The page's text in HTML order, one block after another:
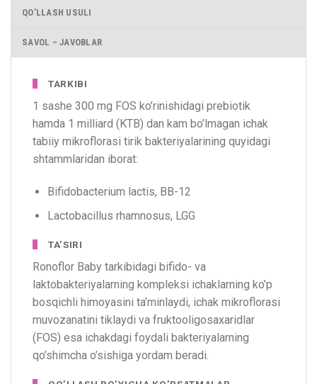
QO’LLASH USULI
SAVOL – JAVOBLAR
TARKIBI
1 sashe 300 mg FOS ko’rinishidagi prebiotik
hamda 1 milliard (KTB) dan kam bo’lmagan ichak
tabiiy mikroflorasi tirik bakteriyalarining quyidagi
shtammlaridan iborat:
Bifidobacterium lactis, BB-12
Lactobacillus rhamnosus, LGG
TA’SIRI
Ronoflor Baby tarkibidagi bifido- va
laktobakteriyalarning kompleksi ichaklarning ko’p
bosqichli himoyasini ta’minlaydi, ichak mikroflorasi
muvozanatini tiklaydi va fruktooligosaxaridlar
(FOS) esa ichakdagi foydali bakteriyalarning
qo’shimcha o’sishiga yordam beradi.